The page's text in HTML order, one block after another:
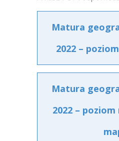
Matura
2022 –
Matura
2022 –